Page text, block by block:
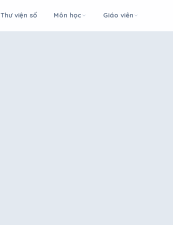
Thư viện số Môn học Giáo viên